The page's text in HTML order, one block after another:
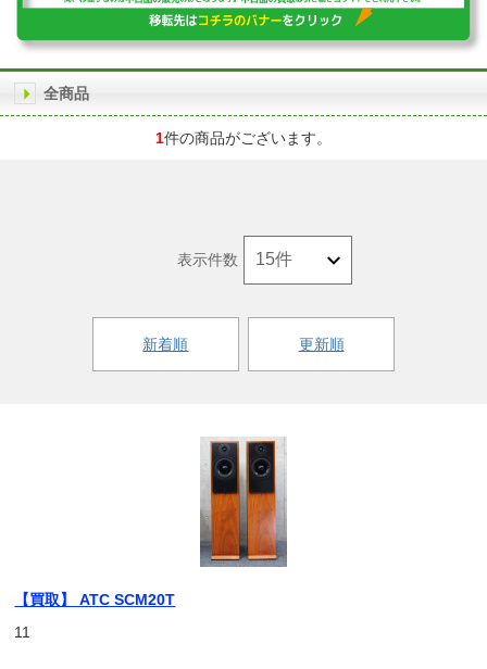
全商品
1件の商品がございます。
新着順 更新順
表示件数
【買取】 ATC SCM20T
11